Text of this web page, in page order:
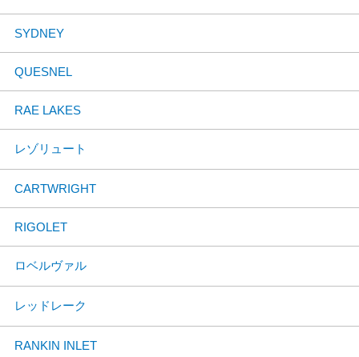
SYDNEY
QUESNEL
RAE LAKES
レゾリュート
CARTWRIGHT
RIGOLET
ロベルヴァル
レッドレーク
RANKIN INLET